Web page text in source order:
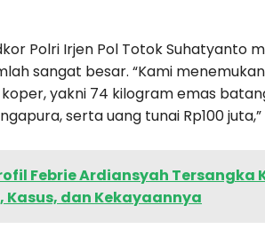
Polri Irjen Pol Totok Suhatyanto
sangat besar. “Kami
yakni 74 kilogram emas
serta uang tunai Rp100
Febrie Ardiansyah Tersangka
Kasus, dan Kekayaannya